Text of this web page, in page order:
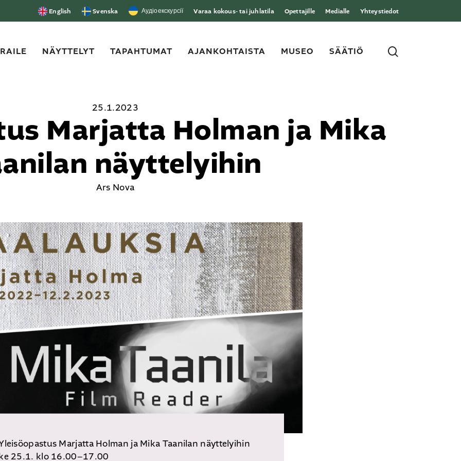
English Svenska Аудіоекскурсії Varaa kokous- tai juhlatila Opettajille Medialle Yhteystiedot
NÄYTTELYT TAPAHTUMAT AJANKOHTAISTA MUSEO SÄÄTIÖ
25.1.2023
Marjatta Holman ja Mika
näyttelyihin
Ars Nova
Marjatta Holman ja Mika Taanilan näyttelyihin
25.1. klo 16.00–17.00